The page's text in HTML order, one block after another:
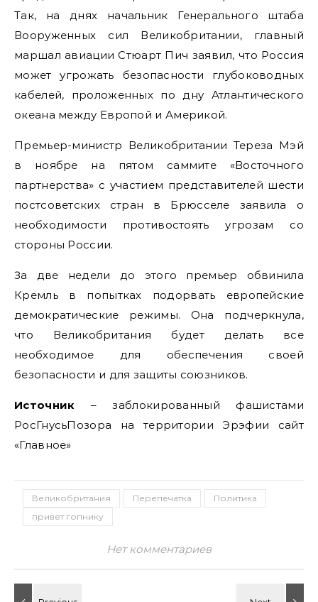
Так, на днях начальник Генерального штаба
Вооруженных сил Великобритании, главный
маршал авиации Стюарт Пич заявил, что Россия
может угрожать безопасности глубоководных
кабелей, проложенных по дну Атлантического
океана между Европой и Америкой.
Премьер-министр Великобритании Тереза Мэй
в ноябре на пятом саммите «Восточного
партнерства» с участием представителей шести
постсоветских стран в Брюсселе заявила о
необходимости противостоять угрозам со
стороны России.
За две недели до этого премьер обвинила
Кремль в попытках подорвать европейские
демократические режимы. Она подчеркнула,
что Великобритания будет делать все
необходимое для обеспечения своей
безопасности и для защиты союзников.
Источник – заблокированный фашистами
РосГнусьПозора на территории Эрэфии сайт
«Главное»
Великобритания Перепечатка
Политика
привет гопнику
Нет комментариев